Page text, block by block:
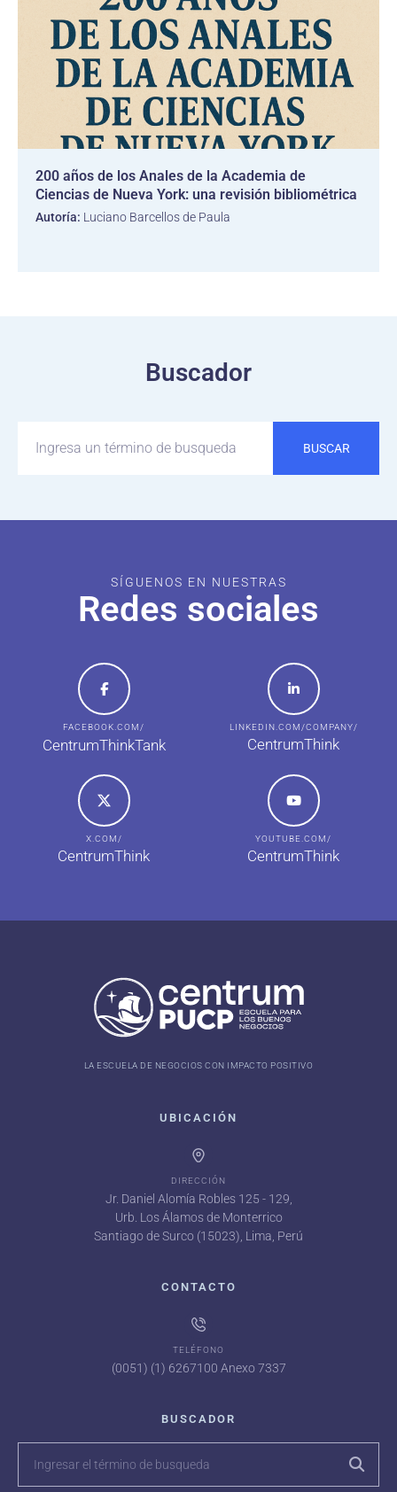
200 años de los Anales de la Academia de
Ciencias de Nueva York: una revisión bibliométrica
Autoría: Luciano Barcellos de Paula
Buscador
BUSCAR
SÍGUENOS EN NUESTRAS
Redes sociales
FACEBOOK.COM/
CentrumThinkTank
LINKEDIN.COM/COMPANY/
CentrumThink
X.COM/
CentrumThink
YOUTUBE.COM/
CentrumThink
LA ESCUELA DE NEGOCIOS CON IMPACTO POSITIVO
UBICACIÓN
DIRECCIÓN
Jr. Daniel Alomía Robles 125 - 129,
Urb. Los Álamos de Monterrico
Santiago de Surco (15023), Lima, Perú
CONTACTO
TELÉFONO
(0051) (1) 6267100 Anexo 7337
BUSCADOR